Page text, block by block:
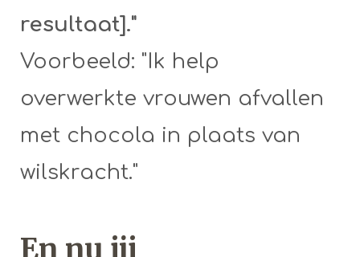
resultaat]."
Voorbeeld: "Ik help
overwerkte vrouwen afvallen
met chocola in plaats van
wilskracht."
En nu jij